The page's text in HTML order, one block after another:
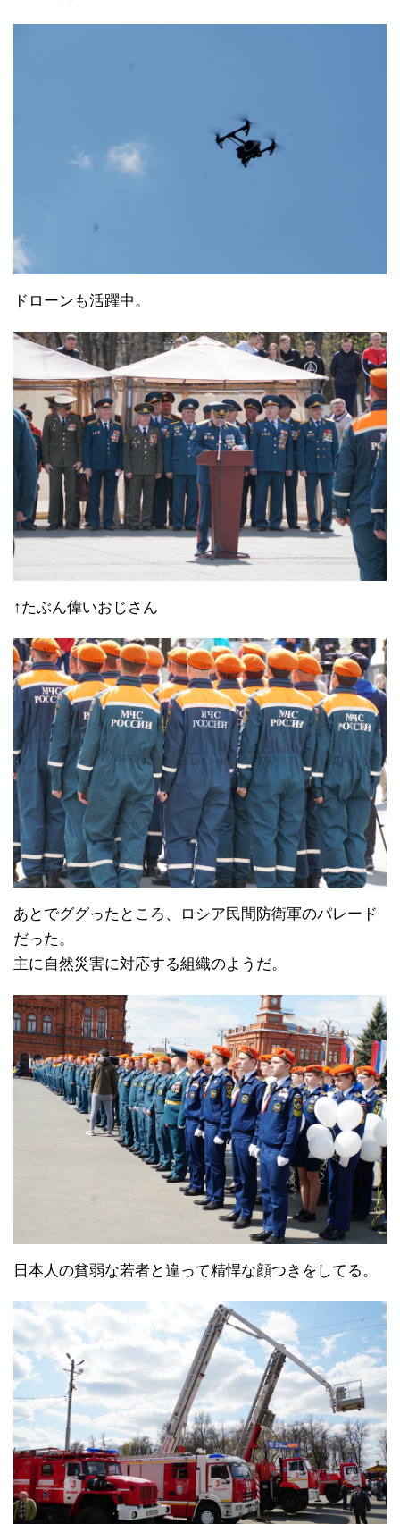
ドローンも活躍中。
↑たぶん偉いおじさん
あとでググったところ、ロシア民間防衛軍のパレード
だった。
主に自然災害に対応する組織のようだ。
日本人の貧弱な若者と違って精悍な顔つきをしてる。